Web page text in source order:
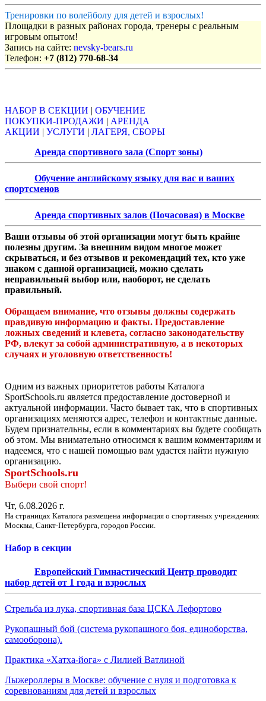
Тренировки по волейболу для детей и взрослых!
Площадки в разных районах города, тренеры с реальным
игровым опытом!
Запись на сайте: nevsky-bears.ru
Телефон: +7 (812) 770-68-34
НАБОР В СЕКЦИИ | ОБУЧЕНИЕ
ПОКУПКИ-ПРОДАЖИ | АРЕНДА
АКЦИИ | УСЛУГИ | ЛАГЕРЯ, СБОРЫ
Аренда спортивного зала (Спорт зоны)
Обучение английскому языку для вас и ваших
спортсменов
Аренда спортивных залов (Почасовая) в Москве
Ваши отзывы об этой организации могут быть крайне
полезны другим. За внешним видом многое может
скрываться, и без отзывов и рекомендаций тех, кто уже
знаком с данной организацией, можно сделать
неправильный выбор или, наоборот, не сделать
правильный.
Обращаем внимание, что отзывы должны содержать
правдивую информацию и факты. Предоставление
ложных сведений и клевета, согласно законодательству
РФ, влекут за собой административную, а в некоторых
случаях и уголовную ответственность!
Одним из важных приоритетов работы Каталога
SportSchools.ru является предоставление достоверной и
актуальной информации. Часто бывает так, что в спортивных
организациях меняются адрес, телефон и контактные данные.
Будем признательны, если в комментариях вы будете сообщать
об этом. Мы внимательно относимся к вашим комментариям и
надеемся, что с нашей помощью вам удастся найти нужную
организацию.
SportSchools.ru
Выбери свой спорт!
Чт, 6.08.2026 г.
На страницах Каталога размещена информация о спортивных учреждениях
Москвы, Санкт-Петербурга, городов России.
Набор в секции
Европейский Гимнастический Центр проводит
набор детей от 1 года и взрослых
Стрельба из лука, спортивная база ЦСКА Лефортово
Рукопашный бой (система рукопашного боя, единоборства,
самооборона).
Практика «Хатха-йога» с Лилией Ватлиной
Лыжероллеры в Москве: обучение с нуля и подготовка к
соревнованиям для детей и взрослых